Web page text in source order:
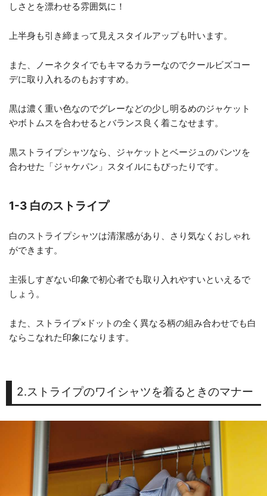
しさとを漂わせる雰囲気に！
上半身も引き締まって見えスタイルアップも叶います。
また、ノーネクタイでもキマるカラーなのでクールビズコー
デに取り入れるのもおすすめ。
黒は濃く重い色なのでグレーなどの少し明るめのジャケット
やボトムスを合わせるとバランス良く着こなせます。
黒ストライプシャツなら、ジャケットとベージュのパンツを
合わせた「ジャケパン」スタイルにもぴったりです。
1-3 白のストライプ
白のストライプシャツは清潔感があり、さり気なくおしゃれ
ができます。
主張しすぎない印象で初心者でも取り入れやすいといえるで
しょう。
また、ストライプ×ドットの全く異なる柄の組み合わせでも白
ならこなれた印象になります。
2.ストライプのワイシャツを着るときのマナー